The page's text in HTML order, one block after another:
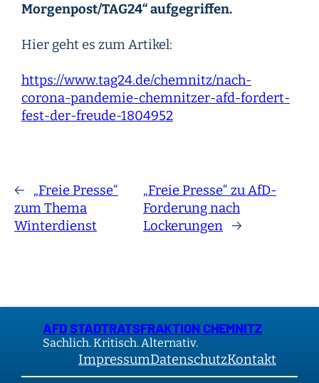
Morgenpost/TAG24“ aufgegriffen.
Hier geht es zum Artikel:
https://www.tag24.de/chemnitz/nach-
corona-pandemie-chemnitzer-afd-fordert-
fest-der-freude-1804952
←
„Freie Presse“
zum Thema
Winterdienst
„Freie Presse“ zu AfD-
Forderung nach
Lockerungen →
AFD STADTRATSFRAKTION CHEMNITZ
Sachlich. Kritisch. Alternativ.
ImpressumDatenschutzKontakt